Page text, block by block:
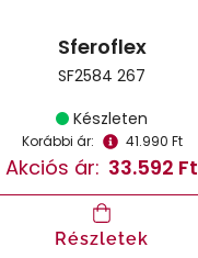
Sferoflex
SF2584 267
Készleten
Korábbi ár: 41.990 Ft
Akciós ár: 33.592 Ft
Részletek